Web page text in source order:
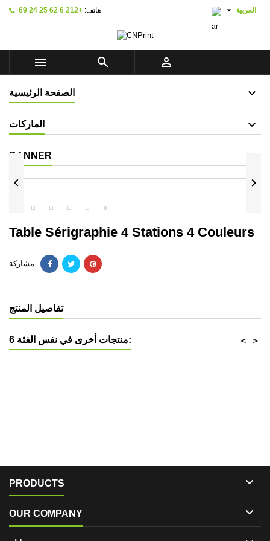
هاتف: +212 6 62 25 24 69 ‫العربية 
  
الصفحة الرئيسية
الماركات
BANNER
 
Table Sérigraphie 4 Stations 4 Couleurs
مشاركة
تفاصيل المنتج
6 منتجات أخرى في نفس الفئة: >
<
PRODUCTS 
OUR COMPANY 